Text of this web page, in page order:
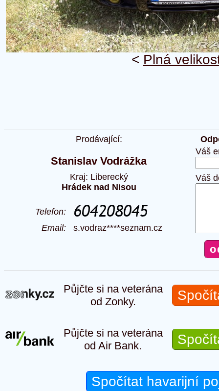
< Plná
Prodávající:
Stanislav Vodrážka
Kraj: Liberecký
Hrádek nad Nisou
Telefon:
Email: s.vodraz****seznam.cz
Váš
Váš
Půjčte si na veterána
od Zonky.
Půjčte si na veterána
od Air Bank.
Spočítat havarijní